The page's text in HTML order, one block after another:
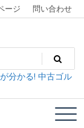
ージ 問い合わせ
ット
分かる! 中古ゴル